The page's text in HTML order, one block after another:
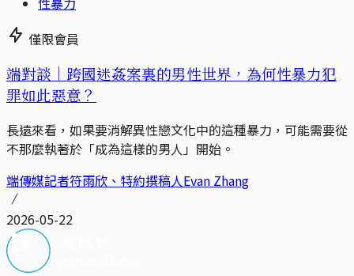
僅限會員
端對談｜跨國迷姦案裏的男性世界，為何性暴力犯
罪如此惡意？
長遠來看，如果要消解異性戀文化中的這種暴力，可能需要從
不那麼執著於「成為這樣的男人」開始。
端傳媒記者符雨欣、特約撰稿人Evan Zhang
2026-05-22